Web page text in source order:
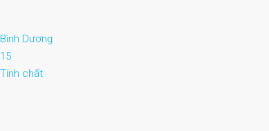
Bình Dương
15
Tính chất